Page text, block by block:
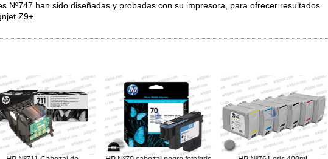
Nº747 han sido diseñadas y probadas con su impresora, para ofrecer resultados
Z9+.